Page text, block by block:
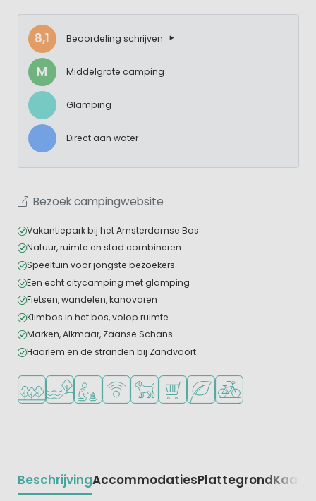
8,1 Beoordeling schrijven
M Middelgrote camping
Glamping
Direct aan water
Bezoek campingwebsite
Vakantiepark bij het Amsterdamse Bos
Natuur, ruimte en stad combineren
Speeltuin voor jongste bezoekers
Een echt citycamping met glamping
Fietsen, wandelen, kanovaren
Klimbos in het bos, volop ruimte
Marken, Alkmaar, Zaanse Schans
Haarlem en de stranden bij Zandvoort
Ligt in een bosrijke omgeving
Ligt bij het water
Aanbevolen voor jonge kinderen
WiFi beschikbaar
Huisdieren toegestaan
Campingwinkel/Supermarkt
Groene ligging
Fietsverhuur
BeschrijvingAccommodatiesPlattegrondKaart